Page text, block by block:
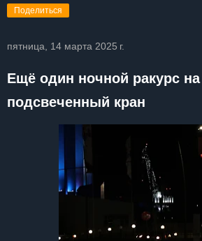
Поделиться
пятница, 14 марта 2025 г.
Ещё один ночной ракурс на
подсвеченный кран